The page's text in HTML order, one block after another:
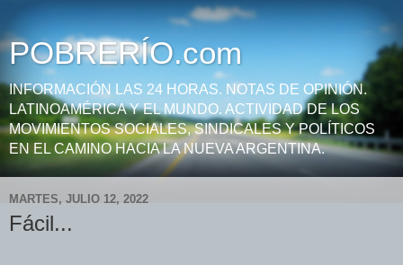
POBRERÍO.com
INFORMACIÓN LAS 24 HORAS. NOTAS DE OPINIÓN.
LATINOAMÉRICA Y EL MUNDO. ACTIVIDAD DE LOS
MOVIMIENTOS SOCIALES, SINDICALES Y POLÍTICOS
EN EL CAMINO HACIA LA NUEVA ARGENTINA.
MARTES, JULIO 12, 2022
Fácil...